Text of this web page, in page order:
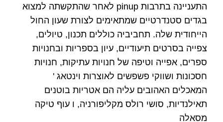
התעניינה בתרבות pinup לאחר שהתקשתה למצוא
בגדים סטנדרטיים שמתאימים לצורת שעון החול
הייחודית שלה. תחביביה כוללים תכנון, טיולים,
צפייה בסרטים תיעודיים, עיון בספריות ובחנויות
ספרים, אפייה וטיפה של חנויות עתיקות, חנויות
חסכונות ושווקי פשפשים לאוצרות וינטאג '
המאכלים האהובים עליה הם אטריות בוטנים
תאילנדיות, סושי רולס מקליפורניה, ו עוף טיקה
מסאלה